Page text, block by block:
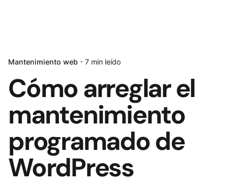
Mantenimiento web 7 min leído
Cómo arreglar el
mantenimiento
programado de
WordPress